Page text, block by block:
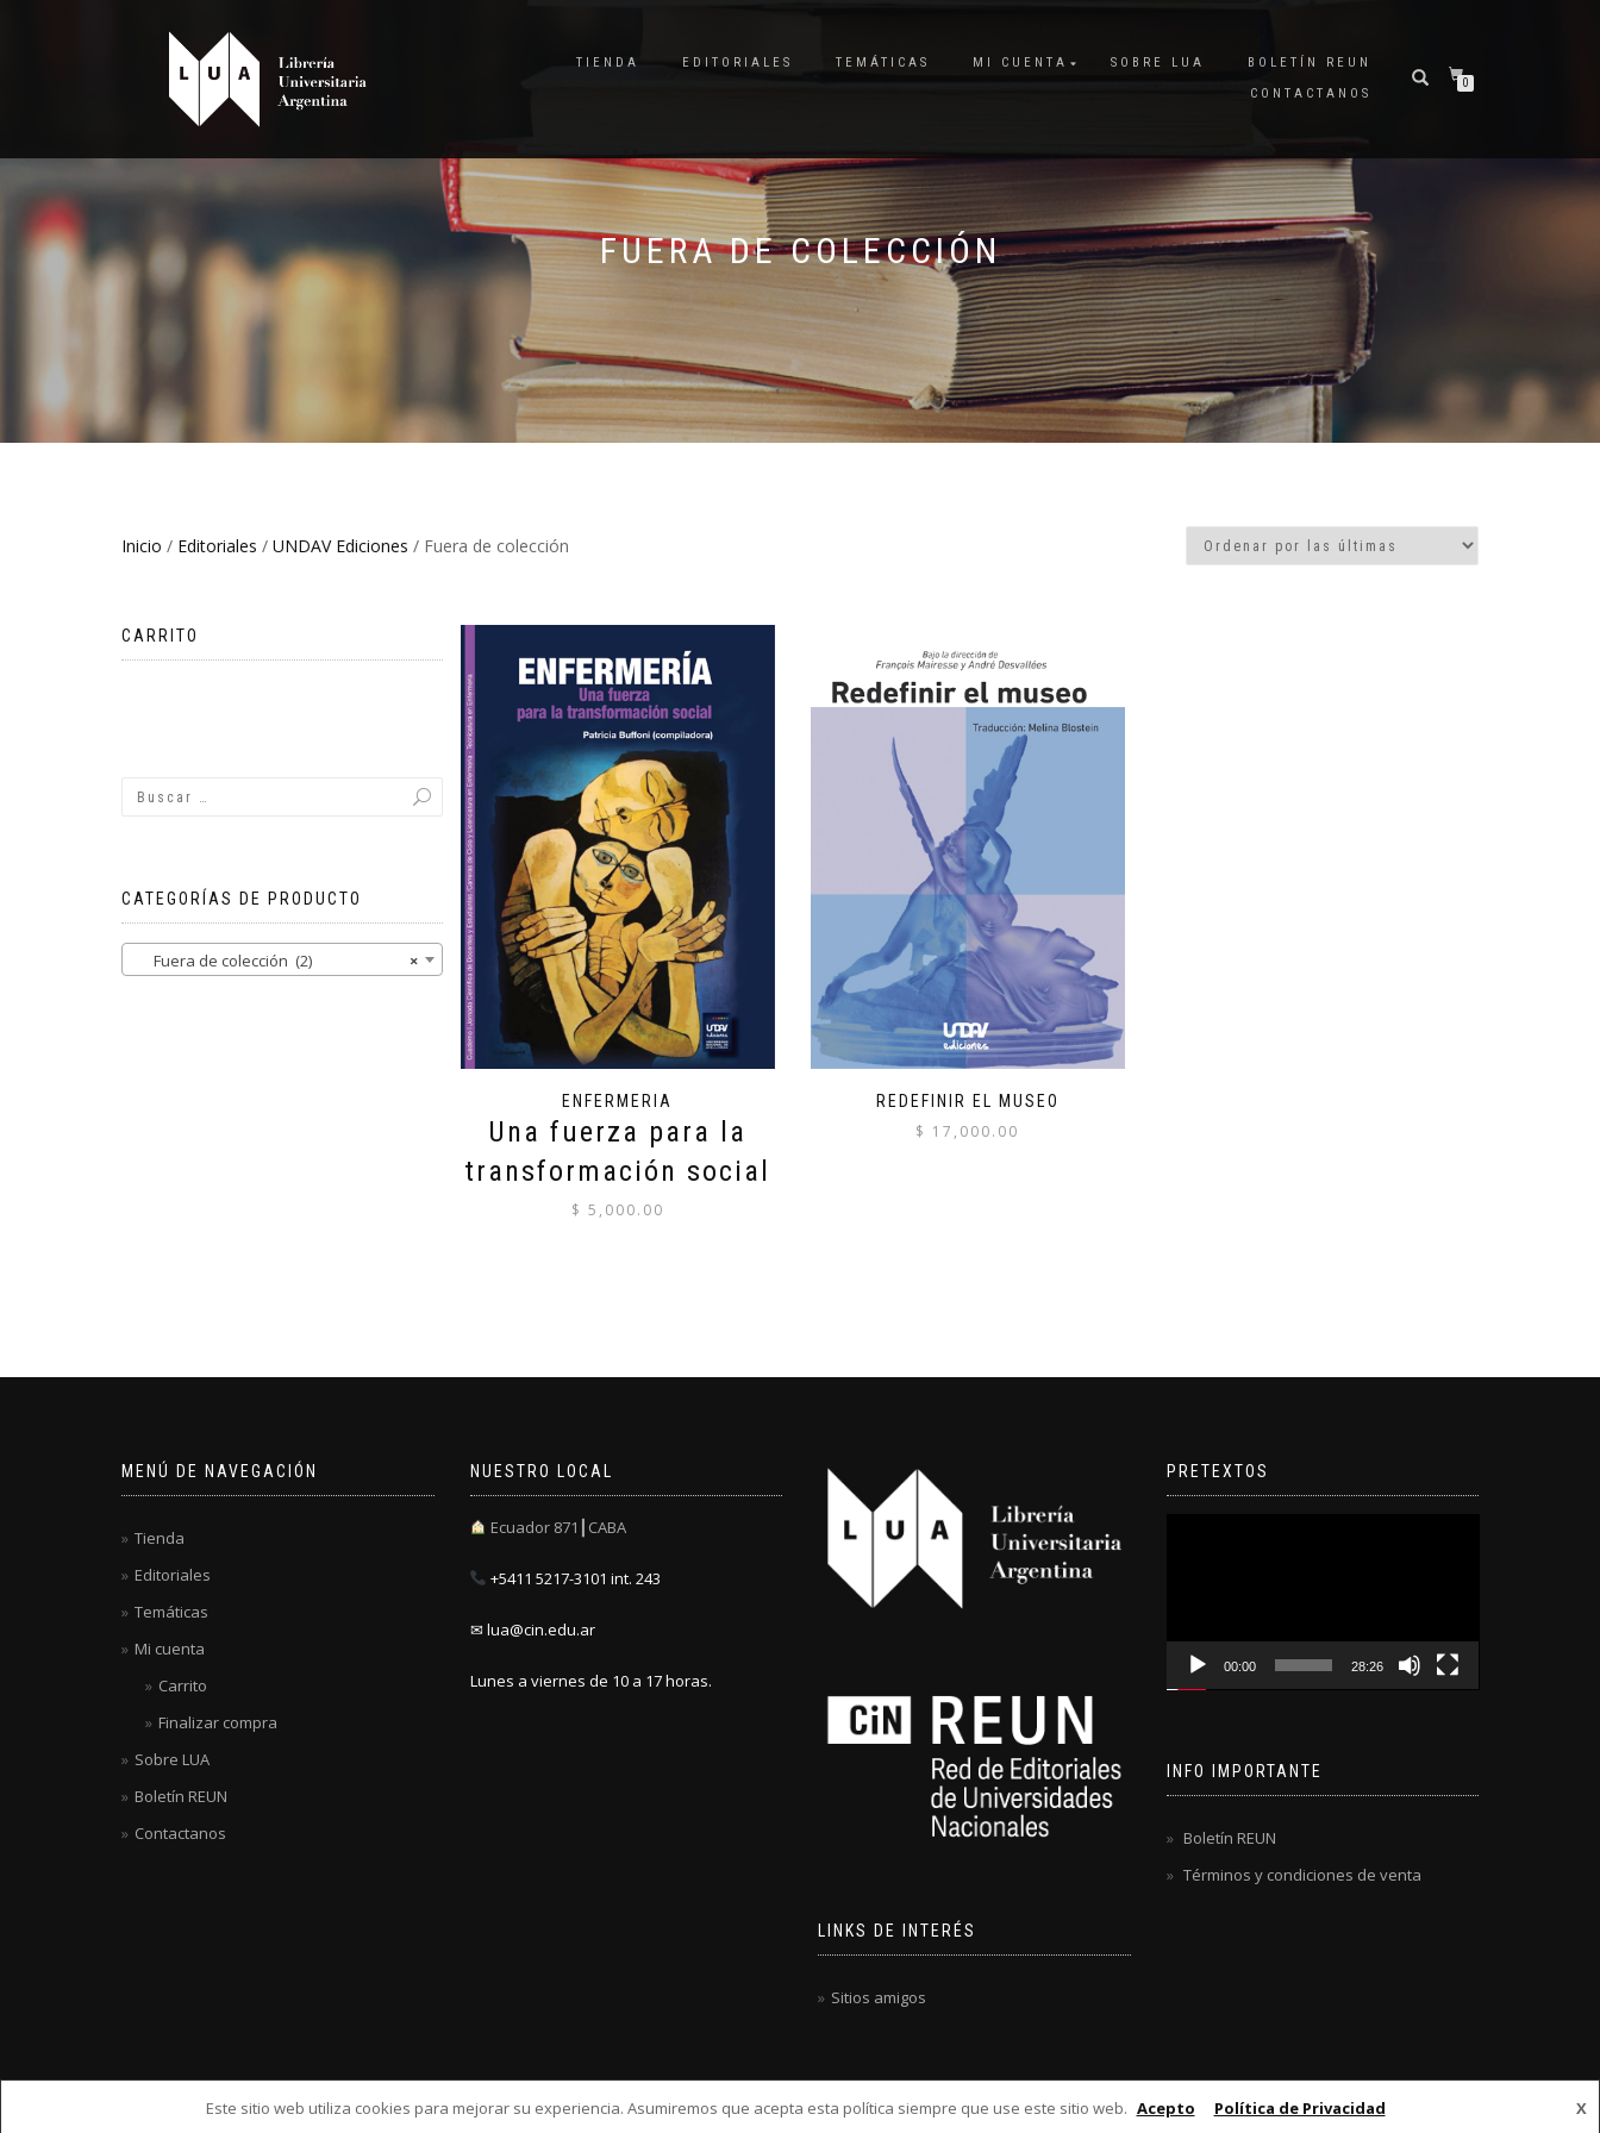
TIENDA EDITORIALES TEMÁTICAS MI CUENTA SOBRE LUA
BOLETÍN REUN
CONTACTANOS
0
FUERA DE COLECCIÓN
Inicio / Editoriales / UNDAV Ediciones / Fuera de colección
ENFERMERIA
Una fuerza para la
transformación social
$ 5,000.00
REDEFINIR EL MUSEO
$ 17,000.00
CARRITO
CATEGORÍAS DE PRODUCTO
×
Fuera de colección (2)
MENÚ DE NAVEGACIÓN
Tienda
Editoriales
Temáticas
Mi cuenta
Carrito
Finalizar compra
Sobre LUA
Boletín REUN
Contactanos
NUESTRO LOCAL
Ecuador 871┃CABA
+5411 5217-3101 int. 243
✉ lua@cin.edu.ar
Lunes a viernes de 10 a 17 horas.
LINKS DE INTERÉS
Sitios amigos
PRETEXTOS
00:00 28:26
INFO IMPORTANTE
Boletín REUN
Términos y condiciones de venta
hecho por WordPress
Este sitio web utiliza cookies para mejorar su experiencia. Asumiremos que acepta esta política siempre que use este sitio web. X
Acepto Política de Privacidad